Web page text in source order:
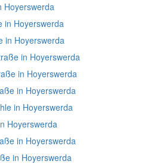
Hoyerswerda
in Hoyerswerda
in Hoyerswerda
in Hoyerswerda
in Hoyerswerda
in Hoyerswerda
in Hoyerswerda
Hoyerswerda
in Hoyerswerda
in Hoyerswerda